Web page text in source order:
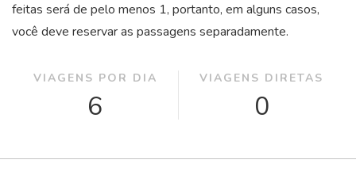
feitas será de pelo menos 1, portanto, em alguns casos,
você deve reservar as passagens separadamente.
VIAGENS POR DIA
6
VIAGENS DIRETAS
0